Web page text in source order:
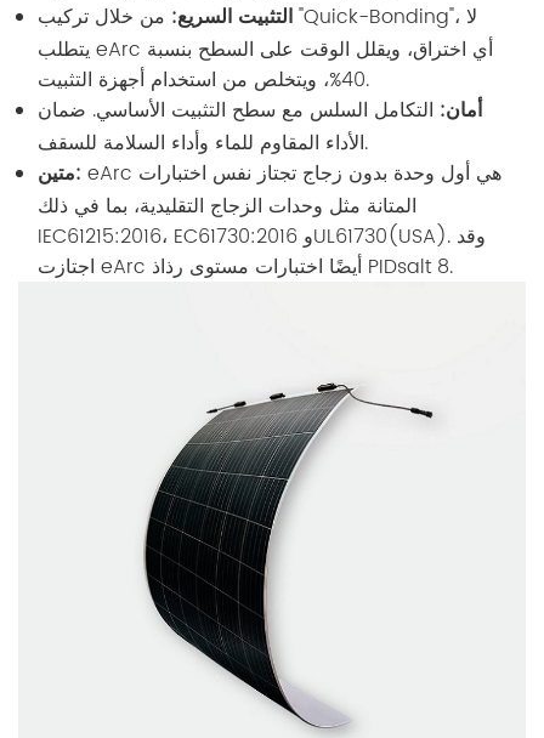
التثبيت السريع: من خلال تركيب "Quick-Bonding"، لا
يتطلب eArc أي اختراق، ويقلل الوقت على السطح بنسبة
40%، ويتخلص من استخدام أجهزة التثبيت.
أمان: التكامل السلس مع سطح التثبيت الأساسي. ضمان
الأداء المقاوم للماء وأداء السلامة للسقف.
متين: eArc هي أول وحدة بدون زجاج تجتاز نفس اختبارات
المتانة مثل وحدات الزجاج التقليدية، بما في ذلك
IEC61215:2016، EC61730:2016 وUL61730(USA). وقد
اجتازت eArc أيضًا اختبارات مستوى رذاذ PIDsalt 8.